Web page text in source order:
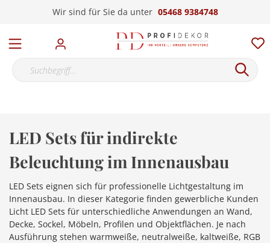
Wir sind für Sie da unter 05468 9384748
LED Sets für indirekte
Beleuchtung im Innenausbau
LED Sets eignen sich für professionelle Lichtgestaltung im
Innenausbau. In dieser Kategorie finden gewerbliche Kunden
Licht LED Sets für unterschiedliche Anwendungen an Wand,
Decke, Sockel, Möbeln, Profilen und Objektflächen. Je nach
Ausführung stehen warmweiße, neutralweiße, kaltweiße, RGB